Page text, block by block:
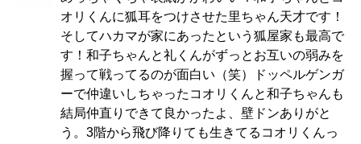
オリくんに狐耳をつけさせた里ちゃん天才です！
そしてハカマが家にあったという狐屋家も最高で
す！和子ちゃんと礼くんがずっとお互いの弱みを
握って戦ってるのが面白い（笑）ドッペルゲンガ
ーで仲違いしちゃったコオリくんと和子ちゃんも
結局仲直りできて良かったよ、壁ドンありがと
う。3階から飛び降りても生きてるコオリくんっ